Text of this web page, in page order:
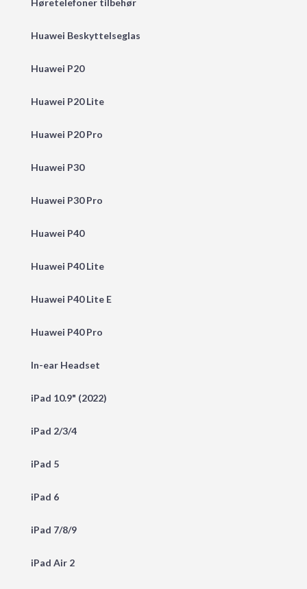
Høretelefoner tilbehør
Huawei Beskyttelseglas
Huawei P20
Huawei P20 Lite
Huawei P20 Pro
Huawei P30
Huawei P30 Pro
Huawei P40
Huawei P40 Lite
Huawei P40 Lite E
Huawei P40 Pro
In-ear Headset
iPad 10.9" (2022)
iPad 2/3/4
iPad 5
iPad 6
iPad 7/8/9
iPad Air 2